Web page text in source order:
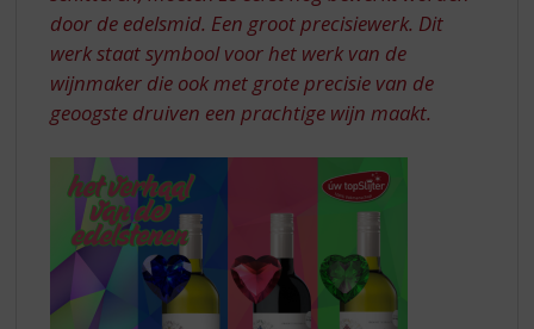
door de edelsmid. Een groot precisiewerk. Dit
werk staat symbool voor het werk van de
wijnmaker die ook met grote precisie van de
geoogste druiven een prachtige wijn maakt.